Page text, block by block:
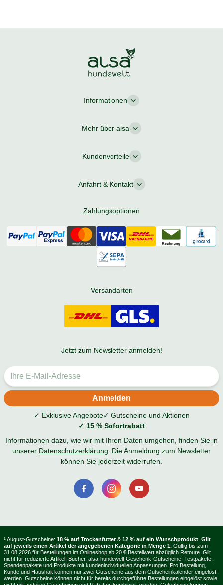
Informationen
Mehr über alsa
Kundenvorteile
Anfahrt & Kontakt
Zahlungsoptionen
Versandarten
Jetzt zum Newsletter anmelden!
✓ Exklusive Angebote✓ Gutscheine und Aktionen
✓ 15 % Sofortrabatt
Informationen dazu, wie wir mit Ihren Daten umgehen, finden Sie in
unserer Datenschutzerklärung . Die Anmeldung zum Newsletter
können Sie jederzeit widerrufen.
¹ August-Gutscheine: 18 % auf Trockenfutter & 12 % auf ein Wunschprodukt Gilt
auf jeweils einen Artikel der angegebenen Kategorie in Menge 1. Gültig bis zum
31.08.2026 für Bestellungen im Onlineshop ab 20 € Bestellwert abzüglich Retoure. Gilt
nicht für reduzierte Artikel, Bücher, alsa-hundewelt Geschenk-Gutscheine, Testpakete,
Spendenpakete und Produkte mit kundenindividuellen Anpassungen. Pro Bestellung,
Kunde und Haushalt können nur zwei Gutscheine aus dem Gutscheinkalender eingelöst
werden. Gutscheine können nicht für bereits durchgeführte Bestellungen eingelöst sowie